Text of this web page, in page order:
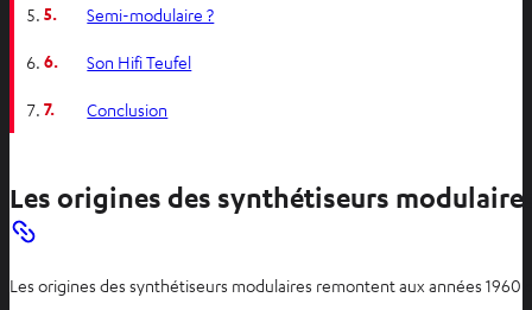
5. Semi-modulaire ?
6. Son Hifi Teufel
7. Conclusion
Les origines des synthétiseurs
Les origines des synthétiseurs modulaires remontent aux années